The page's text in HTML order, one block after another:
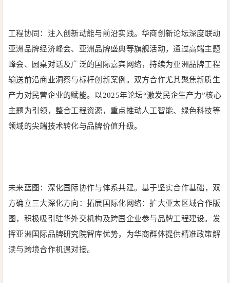
工程协同：注入创新动能与前沿实践。华商创新论坛深度联动
亚洲品牌经济峰会、亚洲品牌盛典等旗舰活动，通过高端主题
峰会、圆桌对话及广泛的国际嘉宾网络，持续为亚洲品牌工程
输送前沿商业洞察与标杆创新案例。双方合作尤其聚焦新质生
产力对民营企业的赋能。以2025年论坛“激发民企生产力”核心
主题为引领，整合工程资源，重点推动人工智能、绿色科技等
领域的尖端技术转化与品牌价值升级。
未来蓝图：深化国际协作与体系共建。基于坚实合作基础，双
方确立三大深化方向：拓展国际化网络：扩大亚太区域合作版
图，积极吸引驻华外交机构及跨国企业参与品牌工程建设。 发
挥亚洲国际品牌研究院智库优势，为华商群体提供精准政策解
读与跨境合作机遇对接。